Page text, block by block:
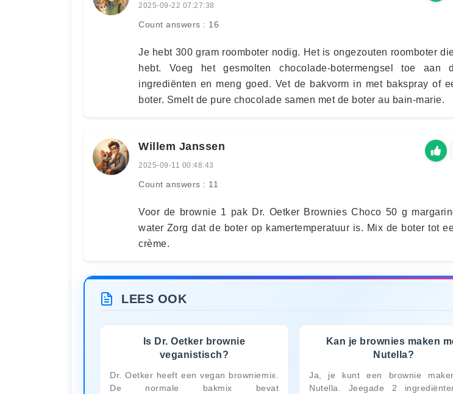
2025-09-22 07:27:38
Count answers : 16
Je hebt 300 gram roomboter nodig. Het is ongezouten roomboter
hebt. Voeg het gesmolten chocolade-botermengsel toe aan
ingrediënten en meng goed. Vet de bakvorm in met bakspray of
boter. Smelt de pure chocolade samen met de boter au bain-marie.
Willem Janssen
2025-09-11 00:48:43
Count answers : 11
Voor de brownie 1 pak Dr. Oetker Brownies Choco 50 g
water Zorg dat de boter op kamertemperatuur is. Mix de boter tot
crème.
LEES OOK
Is Dr. Oetker brownie
veganistisch?
Dr. Oetker heeft een vegan browniemix.
De normale bakmix bevat
Kan je brownies maken
Nutella?
Ja, je kunt een brownie
Nutella. Jeegade 2